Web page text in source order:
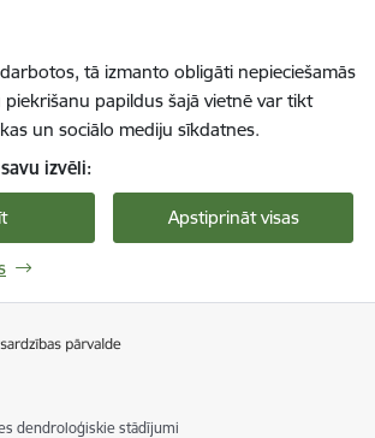
tā izmanto obligāti nepieciešamās
piekrišanu papildus šajā vietnē var tikt
un sociālo mediju sīkdatnes.
izvēli:
Apstiprināt visas
dendroloģiskie stādījumi